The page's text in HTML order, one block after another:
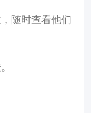
随时查看他们